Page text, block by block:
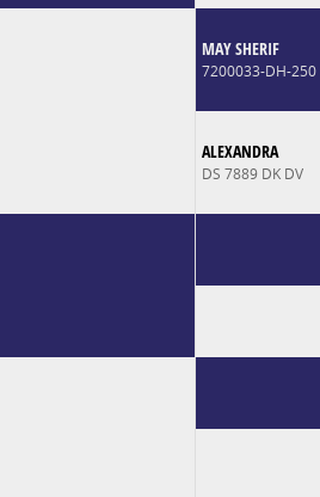
MAY SHERIF
7200033-DH-250
ALEXANDRA
DS 7889 DK DV